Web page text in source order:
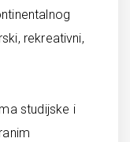
rekreativni,
studijske i